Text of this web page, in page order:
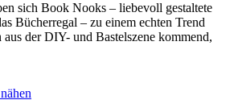
sich Book Nooks – liebevoll gestaltete
Bücherregal – zu einem echten Trend
der DIY- und Bastelszene kommend,